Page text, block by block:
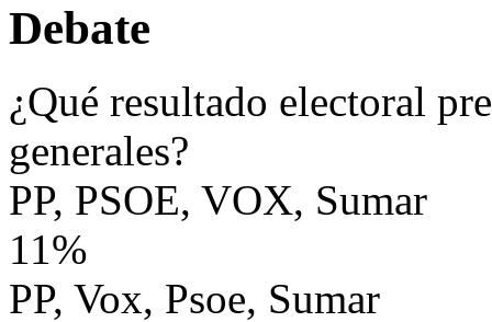
Debate
¿Qué resultado electoral
generales?
PP, PSOE, VOX, Sumar
11%
PP, Vox, Psoe, Sumar